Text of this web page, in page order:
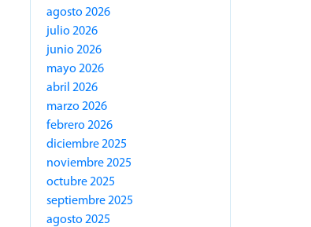
agosto 2026
julio 2026
junio 2026
mayo 2026
abril 2026
marzo 2026
febrero 2026
diciembre 2025
noviembre 2025
octubre 2025
septiembre 2025
agosto 2025